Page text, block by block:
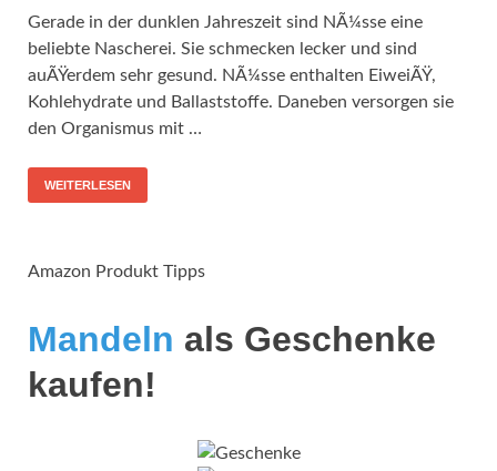
Gerade in der dunklen Jahreszeit sind NÃ¼sse eine
beliebte Nascherei. Sie schmecken lecker und sind
auÃŸerdem sehr gesund. NÃ¼sse enthalten EiweiÃŸ,
Kohlehydrate und Ballaststoffe. Daneben versorgen sie
den Organismus mit …
WEITERLESEN
Amazon Produkt Tipps
Mandeln als Geschenke
kaufen!